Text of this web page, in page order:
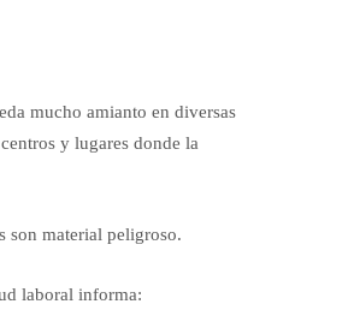
mucho amianto en diversas
y lugares donde la
son material peligroso.
laboral informa: